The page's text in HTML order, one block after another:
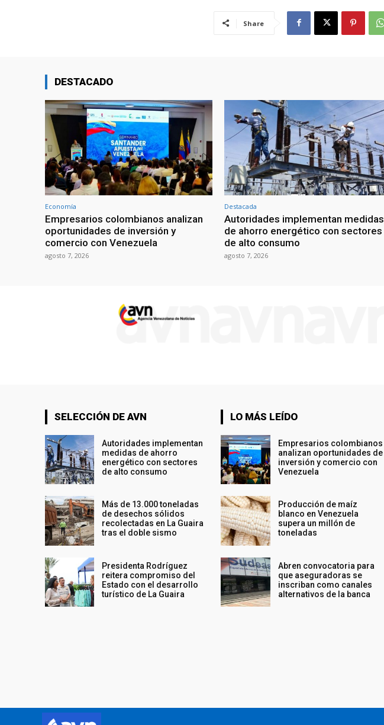
Share
DESTACADO
Economía
Empresarios colombianos analizan
oportunidades de inversión y
comercio con Venezuela
agosto 7, 2026
Destacada
Autoridades implementan medidas
de ahorro energético con sectores
de alto consumo
agosto 7, 2026
SELECCIÓN DE AVN
Autoridades implementan
medidas de ahorro
energético con sectores
de alto consumo
Más de 13.000 toneladas
de desechos sólidos
recolectadas en La Guaira
tras el doble sismo
Presidenta Rodríguez
reitera compromiso del
Estado con el desarrollo
turístico de La Guaira
LO MÁS LEÍDO
Empresarios colombianos
analizan oportunidades de
inversión y comercio con
Venezuela
Producción de maíz
blanco en Venezuela
supera un millón de
toneladas
Abren convocatoria para
que aseguradoras se
inscriban como canales
alternativos de la banca